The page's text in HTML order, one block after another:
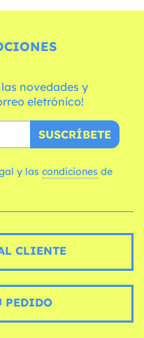
novedades y
eletrónico!
SUSCRÍBETE
y las condiciones
CLIENTE
PEDIDO